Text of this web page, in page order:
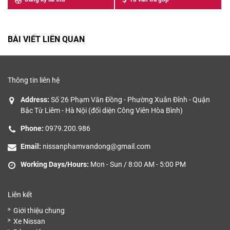
GIÁ
BÀI VIẾT LIÊN QUAN
Thông tin liên hệ
Address: Số 26 Phạm Văn Đồng - Phường Xuân Đỉnh - Quận
Bắc Từ Liêm - Hà Nội (đối diện Công Viên Hòa Bình)
Phone: 0979.200.986
Email: nissanphamvandong@gmail.com
Working Days/Hours: Mon - Sun / 8:00 AM - 5:00 PM
Liên kết
Giới thiệu chung
Xe Nissan